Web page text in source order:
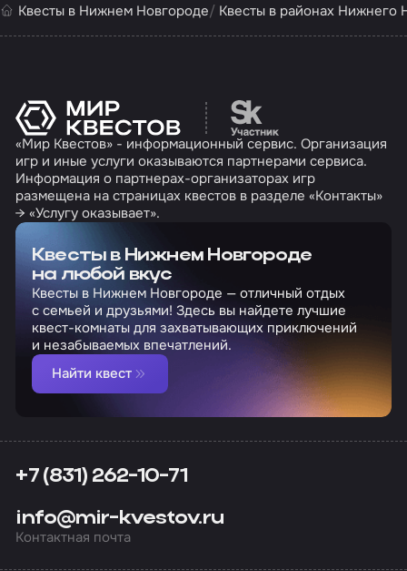
Квесты в Нижнем Новгороде Квесты в районах Нижнего
Перейти на сайт
«Мир Квестов» - информационный сервис. Организация
игр и иные услуги оказываются партнерами сервиса.
Информация о партнерах-организаторах игр
размещена на страницах квестов в разделе «Контакты»
→ «Услугу оказывает».
Квесты в Нижнем Новгороде
на любой вкус
Квесты в Нижнем Новгороде — отличный отдых
с семьей и друзьями! Здесь вы найдете лучшие
квест-комнаты для захватывающих приключений
и незабываемых впечатлений.
Найти квест
+7 (831) 262-10-71
info@mir-kvestov.ru
Контактная почта